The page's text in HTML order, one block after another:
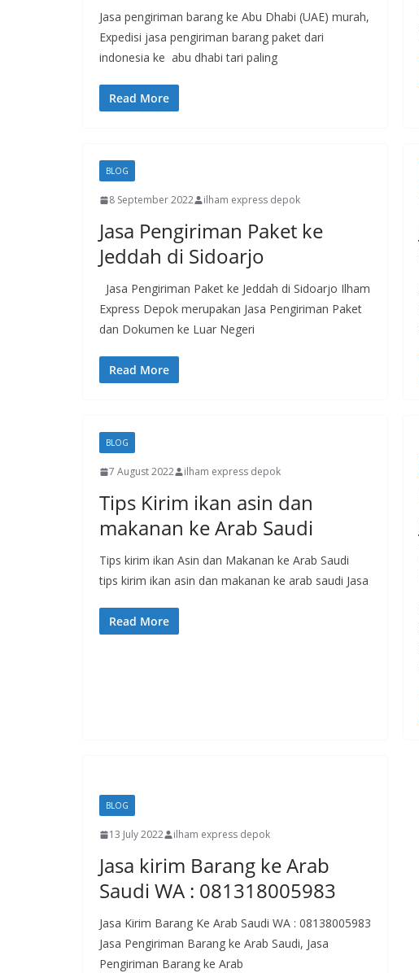
Jasa pengiriman barang ke Abu Dhabi (UAE) murah,
Expedisi jasa pengiriman barang paket dari
indonesia ke abu dhabi tari paling
Read More
BLOG
8 September 2022 ilham express depok
Jasa Pengiriman Paket ke
Jeddah di Sidoarjo
Jasa Pengiriman Paket ke Jeddah di Sidoarjo Ilham
Express Depok merupakan Jasa Pengiriman Paket
dan Dokumen ke Luar Negeri
Read More
BLOG
7 August 2022 ilham express depok
Tips Kirim ikan asin dan
makanan ke Arab Saudi
Tips kirim ikan Asin dan Makanan ke Arab Saudi
tips kirim ikan asin dan makanan ke arab saudi Jasa
Read More
BLOG
13 July 2022 ilham express depok
Jasa kirim Barang ke Arab
Saudi WA : 081318005983
Jasa Kirim Barang Ke Arab Saudi WA : 08138005983
Jasa Pengiriman Barang ke Arab Saudi, Jasa
Pengiriman Barang ke Arab